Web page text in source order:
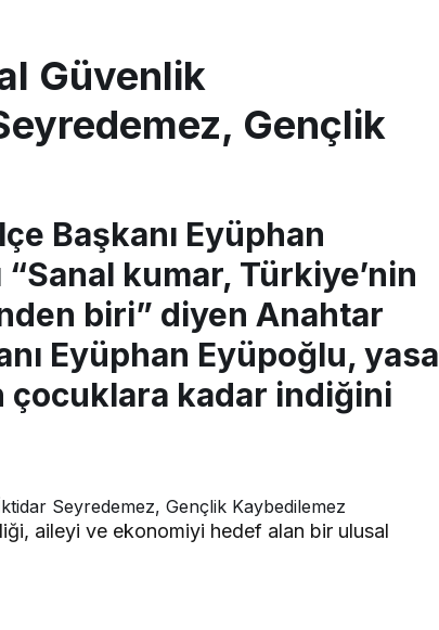
Güvenlik
Gençlik
Başkanı Eyüphan
kumar, Türkiye’nin
biri” diyen Anahtar
Eyüphan Eyüpoğlu, yasa
çocuklara kadar indiğini
aileyi ve ekonomiyi hedef alan bir ulusal